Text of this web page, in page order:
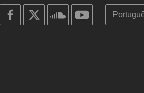
on
facebook
on
on
soundcloudyoutube